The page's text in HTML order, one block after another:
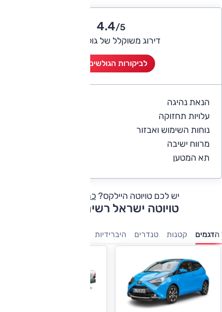
4.4/5
דירוג משוקלל של גולשי אוטו
לביקורות הגולשים (8)
הנאת נהיגה
עלויות תחזוקה
נוחות השימוש ואבזור
מרווח ישיבה
תא המטען
יש לכם טויוטה היילקס? כתבו חוות דעת
טויוטה ישראל רשימת דגמים
הדגמים קטנות טנדרים היברידיות